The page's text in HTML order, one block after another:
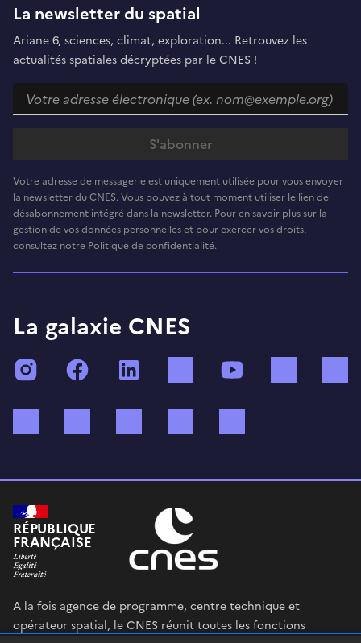
La newsletter du spatial
Ariane 6, sciences, climat, exploration... Retrouvez les
actualités spatiales décryptées par le CNES !
Votre adresse de messagerie est uniquement utilisée pour vous envoyer
la newsletter du CNES. Vous pouvez à tout moment utiliser le lien de
désabonnement intégré dans la newsletter. Pour en savoir plus sur la
gestion de vos données personnelles et pour exercer vos droits,
consultez notre Politique de confidentialité.
La galaxie CNES
InstagramFacebook TikTok
RÉPUBLIQUE
FRANÇAISE
A la fois agence de programme, centre technique et
opérateur spatial, le CNES réunit toutes les fonctions